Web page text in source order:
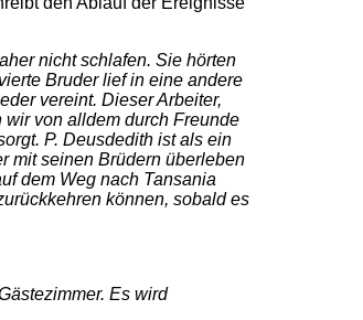
nicht schlafen. Sie hörten
Bruder lief in eine andere
vereint. Dieser Arbeiter,
von alldem durch Freunde
P. Deusdedith ist als ein
mit seinen Brüdern überleben
dem Weg nach Tansania
können, sobald es
Es wird